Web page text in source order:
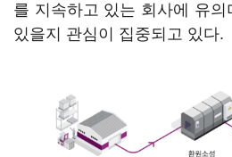
를 지속하고 있는 회사에 유
있을지 관심이 집중되고 있다.